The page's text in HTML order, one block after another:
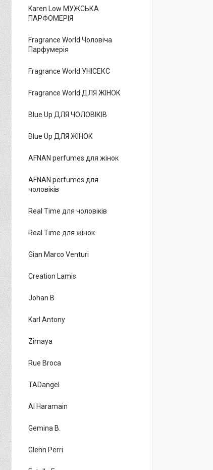
Karen Low МУЖСЬКА
ПАРФОМЕРІЯ
Fragrance World Чоловіча
Парфумерія
Fragrance World УНІСЕКС
Fragrance World ДЛЯ ЖІНОК
Blue Up ДЛЯ ЧОЛОВІКІВ
Blue Up ДЛЯ ЖІНОК
AFNAN perfumes для жінок
AFNAN perfumes для
чоловіків
Real Time для чоловіків
Real Time для жінок
Gian Marco Venturi
Creation Lamis
Johan B
Karl Antony
Zimaya
Rue Broca
TADangel
Al Haramain
Gemina B.
Glenn Perri